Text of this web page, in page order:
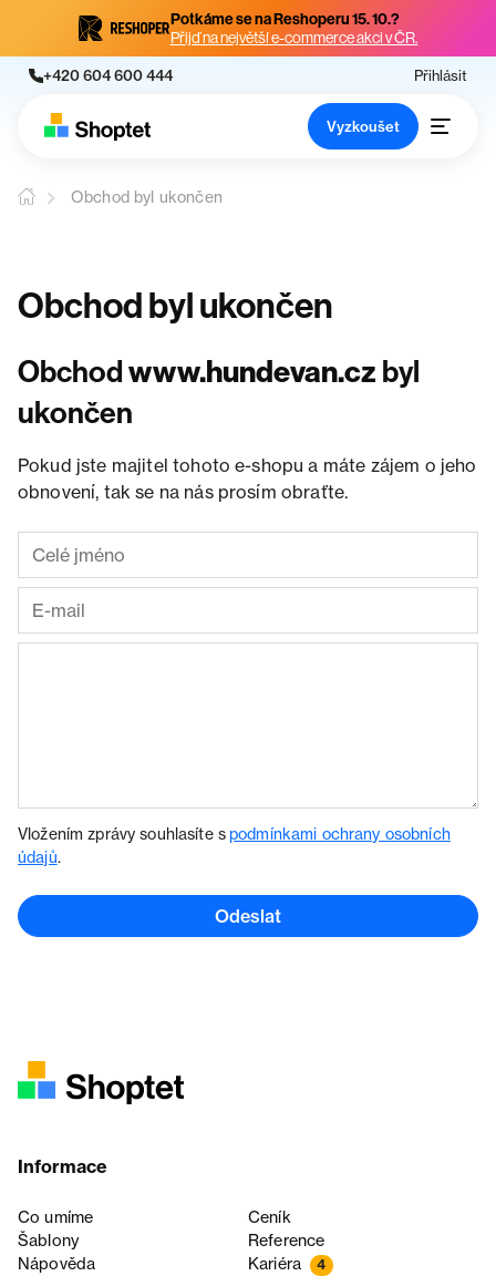
Potkáme se na Reshoperu 15. 10.?
Přijď na největší e-commerce akci v ČR.
+420 604 600 444 Přihlásit
Vyzkoušet
Obchod byl ukončen
Obchod byl ukončen
Obchodwww.hundevan.cz byl
ukončen
Pokud jste majitel tohoto e-shopu a máte zájem o jeho
obnovení, tak se na nás prosím obraťte.
Vložením zprávy souhlasíte spodmínkami ochrany osobních
údajů.
Odeslat
Informace
Co umíme
Ceník
Šablony
Reference
Nápověda
Kariéra 4